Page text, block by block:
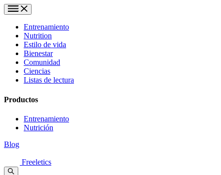
Entrenamiento
Nutrition
Estilo de vida
Bienestar
Comunidad
Ciencias
Listas de lectura
Productos
Entrenamiento
Nutrición
Blog
Freeletics